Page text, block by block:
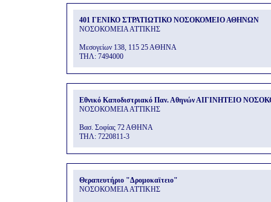
401 ΓΕΝΙΚΟ ΣΤΡΑΤΙΩΤΙΚΟ ΝΟΣΟΚΟΜΕΙΟ ΑΘΗΝΩΝ
ΝΟΣΟΚΟΜΕΙΑ ΑΤΤΙΚΗΣ
Μεσογείων 138, 115 25 ΑΘΗΝΑ
THΛ: 7494000
Εθνικό Καποδιστριακό Παν. Αθηνών ΑΙΓΙΝΗΤΕΙΟ
ΝΟΣΟΚΟΜΕΙΑ ΑΤΤΙΚΗΣ
Βασ. Σοφίας 72 ΑΘΗΝΑ
THΛ: 7220811-3
Θεραπευτήριο "Δρομοκαϊτειο"
ΝΟΣΟΚΟΜΕΙΑ ΑΤΤΙΚΗΣ